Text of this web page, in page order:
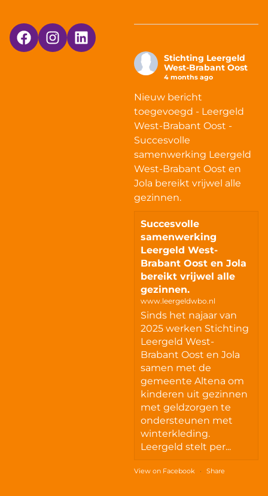
Stichting Leergeld
West-Brabant Oost
4 months ago
Nieuw bericht
toegevoegd - Leergeld
West-Brabant Oost -
Succesvolle
samenwerking Leergeld
West-Brabant Oost en
Jola bereikt vrijwel alle
gezinnen.
Succesvolle
samenwerking
Leergeld West-
Brabant Oost en Jola
bereikt vrijwel alle
gezinnen.
www.leergeldwbo.nl
Sinds het najaar van
2025 werken Stichting
Leergeld West-
Brabant Oost en Jola
samen met de
gemeente Altena om
kinderen uit gezinnen
met geldzorgen te
ondersteunen met
winterkleding.
Leergeld stelt per...
View on Facebook · Share